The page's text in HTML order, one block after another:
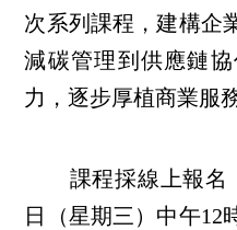
次系列課程，建構企
減碳管理到供應鏈
力，逐步厚植商業服
課程採線上報名
日（星期三）中午12